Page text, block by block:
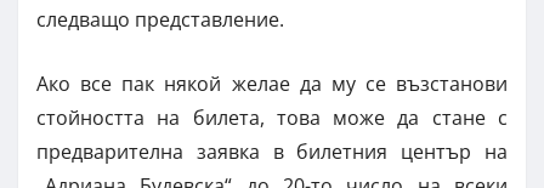
следващо представление.
Ако все пак някой желае да му се възстанови
стойността на билета, това може да стане с
предварителна заявка в билетния център на